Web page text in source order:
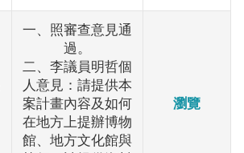
一、照審查意見通
過。
二、李議員明哲個
人意見：請提供本
案計畫內容及如何
在地方上提辦博物
館、地方文化館與
瀏覽